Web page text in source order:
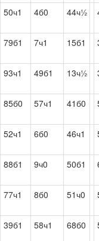
50ч1 4б0 44ч½
79б1 7ч1 15б1
93ч1 49б1 13ч½
85б0 57ч1 41б0
52ч1 6б0 46ч1
88б1 9ч0 50б1
77ч1 8б0 51ч0
39б1 58ч1 68б0